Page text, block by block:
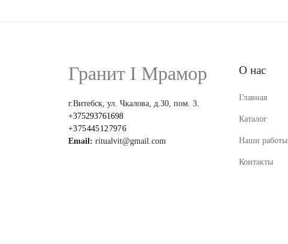
Гранит I Мрамор
г.Витебск, ул. Чкалова, д.30, пом. 3.
+375293761698
+375445127976
Email: ritualvit@gmail.com
О нас
Главная
Каталог
Наши работы
Контакты